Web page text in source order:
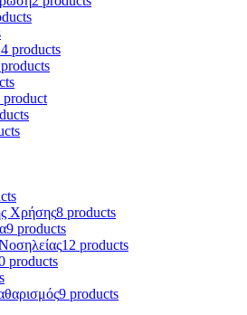
4 products
product
Χρήσης8 products
9 products
12 products
products
9 products